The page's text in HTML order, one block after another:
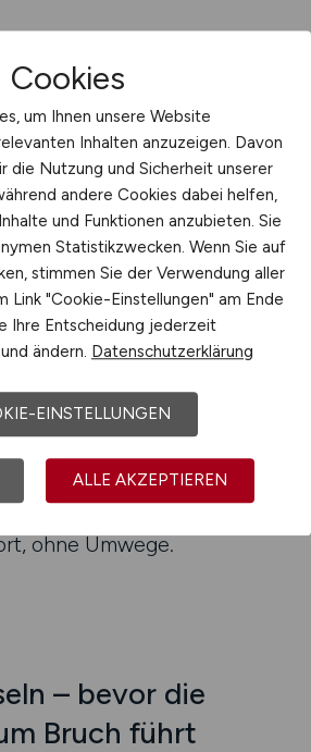
feste Zeiten,
–
Berufe zeichnen
kurzfristige Einsätze,
spontane Zusatzdienste. In
das Gegenteil der Fall: Es gibt
Arbeitszeitmodelle
wirklich genommen wird.
wirkt sich nicht nur körperlich,
aus. Wer langfristig
aber körperlich nicht mehr
sicheren, planbaren
ohne Umwege.
– bevor die
Bruch führt
Cookies
um Ihnen unsere Website
Inhalten anzuzeigen. Davon
die Nutzung und Sicherheit unserer
andere Cookies dabei helfen,
und Funktionen anzubieten. Sie
Statistikzwecken. Wenn Sie auf
stimmen Sie der Verwendung aller
Link "Cookie-Einstellungen" am Ende
Ihre Entscheidung jederzeit
ändern. Datenschutzerklärung
EINSTELLUNGEN
ALLE AKZEPTIEREN